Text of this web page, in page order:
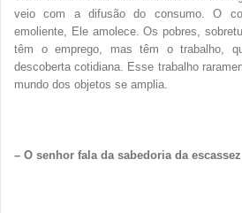
veio com a difusão do consumo. O
emoliente, Ele amolece. Os pobres,
têm o emprego, mas têm o trabalho,
descoberta cotidiana. Esse trabalho
mundo dos objetos se amplia.
– O senhor fala da sabedoria da